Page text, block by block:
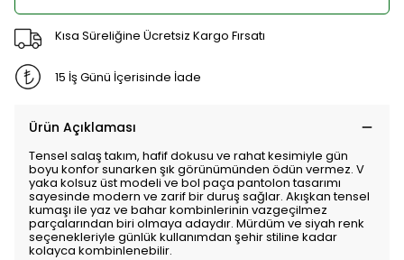
Kısa Süreliğine Ücretsiz Kargo Fırsatı
15 İş Günü İçerisinde İade
Ürün Açıklaması
Tensel salaş takım, hafif dokusu ve rahat kesimiyle gün
boyu konfor sunarken şık görünümünden ödün vermez. V
yaka kolsuz üst modeli ve bol paça pantolon tasarımı
sayesinde modern ve zarif bir duruş sağlar. Akışkan tensel
kumaşı ile yaz ve bahar kombinlerinin vazgeçilmez
parçalarından biri olmaya adaydır. Mürdüm ve siyah renk
seçenekleriyle günlük kullanımdan şehir stiline kadar
kolayca kombinlenebilir.